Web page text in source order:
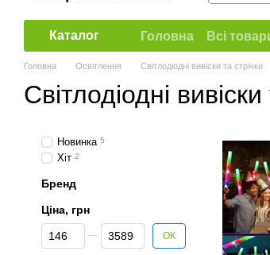
Каталог Головна Всі
Договір
Головна Освітлення Світлодіодні вивіски та стрічки
Світлодіодні
Новинка 5
Хіт 2
Бренд
Ціна, грн
Від Ціна, грн
До Ціна, грн ОК